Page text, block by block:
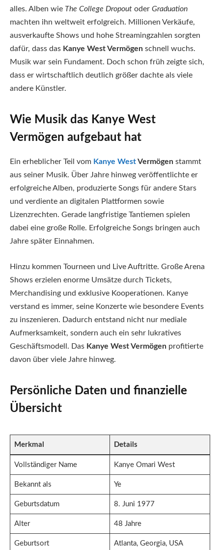
alles. Alben wie The College Dropout oder Graduation
machten ihn weltweit erfolgreich. Millionen Verkäufe,
ausverkaufte Shows und hohe Streamingzahlen sorgten
dafür, dass das Kanye West Vermögen schnell wuchs.
Musik war sein Fundament. Doch schon früh zeigte sich,
dass er wirtschaftlich deutlich größer dachte als viele
andere Künstler.
Wie Musik das Kanye West
Vermögen aufgebaut hat
Ein erheblicher Teil vom Kanye WestVermögen stammt
aus seiner Musik. Über Jahre hinweg veröffentlichte er
erfolgreiche Alben, produzierte Songs für andere Stars
und verdiente an digitalen Plattformen sowie
Lizenzrechten. Gerade langfristige Tantiemen spielen
dabei eine große Rolle. Erfolgreiche Songs bringen auch
Jahre später Einnahmen.
Hinzu kommen Tourneen und Live Auftritte. Große Arena
Shows erzielen enorme Umsätze durch Tickets,
Merchandising und exklusive Kooperationen. Kanye
verstand es immer, seine Konzerte wie besondere Events
zu inszenieren. Dadurch entstand nicht nur mediale
Aufmerksamkeit, sondern auch ein sehr lukratives
Geschäftsmodell. Das Kanye West Vermögen profitierte
davon über viele Jahre hinweg.
Persönliche Daten und finanzielle
Übersicht
Merkmal Details
Vollständiger Name Kanye Omari West
Bekannt als Ye
Geburtsdatum 8. Juni 1977
Alter 48 Jahre
Geburtsort Atlanta, Georgia, USA